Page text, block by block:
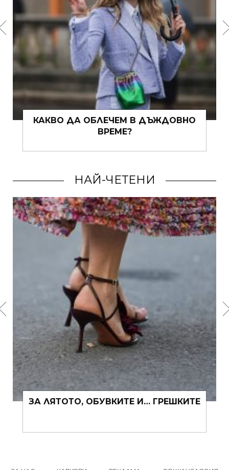
КАКВО ДА ОБЛЕЧЕМ В ДЪЖДОВНО
ВРЕМЕ?
НАЙ-ЧЕТЕНИ
ЗА ЛЯТОТО, ОБУВКИТЕ И… ГРЕШКИТЕ